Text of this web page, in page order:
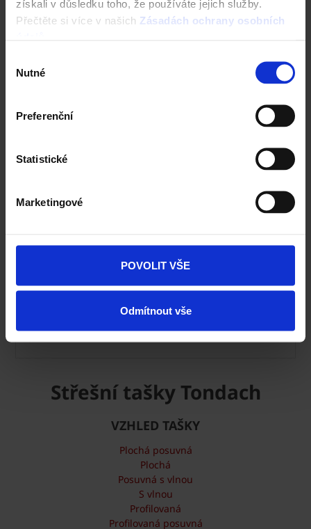
získali v důsledku toho, že používáte jejich služby.
Přečtěte si více v našich Zásadách ochrany osobních
souhlasu
Nutné
Preferenční
Statistické
Marketingové
POVOLIT VŠE
Odmítnout vše
Reference Tondach
Střechy Tondach ve vašem okolí
Střešní tašky Tondach
VZHLED TAŠKY
Plochá posuvná
Plochá
Posuvná s vlnou
S vlnou
Profilovaná
Profilovaná posuvná